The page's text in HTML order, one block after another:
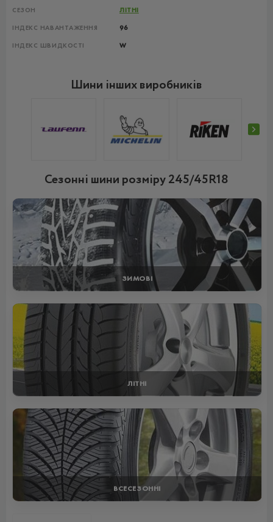
СЕЗОН ЛІТНІ
ІНДЕКС НАВАНТАЖЕННЯ 96
ІНДЕКС ШВИДКОСТІ W
Шини інших виробників
Сезонні шини розміру 245/45R18
ЗИМОВІ
ЛІТНІ
ВСЕСЕЗОННІ